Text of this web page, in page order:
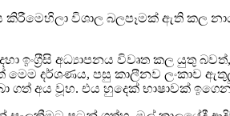
කිරීමෙහිලා විශාල බලපෑමක් ඇති කල
ඉංග‍්‍රීසි අධ්‍යාපනය විවෘත කල යුතු
දර්ශණය, පසු කාලීනව ලංකාව
ගත් අය වූහ. එය හුදෙක් භාෂාවක්